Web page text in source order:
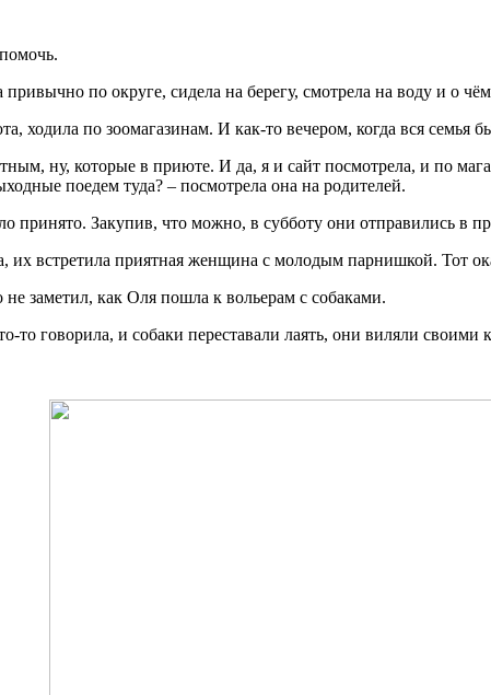
по округе, сидела на берегу, смотрела на воду и о
ходила по зоомагазинам. И как-то вечером, когда вся семья
ну, которые в приюте. И да, я и сайт посмотрела, и по
поедем туда? – посмотрела она на родителей.
принято. Закупив, что можно, в субботу они отправились в
их встретила приятная женщина с молодым парнишкой. Тот
заметил, как Оля пошла к вольерам с собаками.
то говорила, и собаки переставали лаять, они виляли